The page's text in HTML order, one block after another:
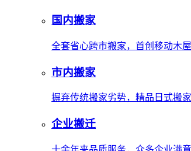
国内搬家
全套省心跨市搬家，首创移动木
市内搬家
摒弃传统搬家劣势，精品日式搬
企业搬迁